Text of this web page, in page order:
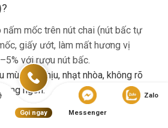
nấm mốc trên nút chai (nút bấc tự
giấy ướt, làm mất hương vị
với rượu nút bấc.
mùi khó chịu, nhạt nhòa, không rõ
ngon.
nên liên hệ cửa hàng đổi trả (nếu có
Gọi ngay Messenger
Zalo